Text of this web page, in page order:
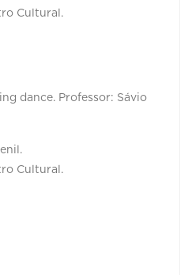
Cultural.
dance. Professor: Sávio
Cultural.